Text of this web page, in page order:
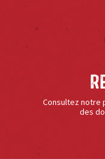
Consultez notre
des